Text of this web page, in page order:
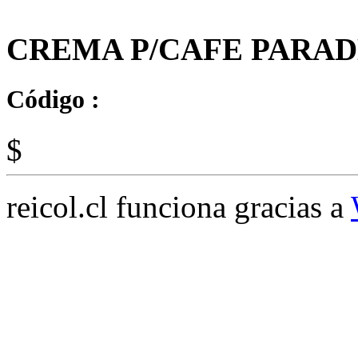
CREMA P/CAFE
Código :
$
reicol.cl funciona gracias a